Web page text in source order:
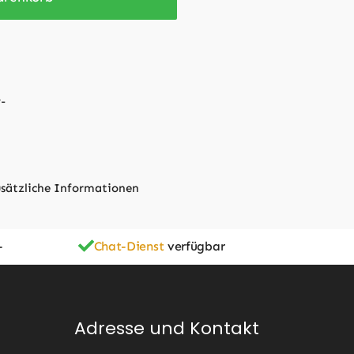
Informationen
Chat-Dienstverfügbar
Adresse und Kontakt